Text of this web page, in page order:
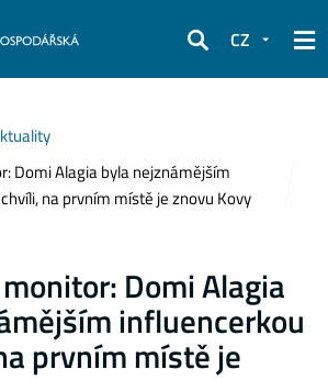
Hledat
CZ
Domi Alagia byla nejznámějším
na prvním místě je znovu Kovy
Domi Alagia
influencerkou
prvním místě je